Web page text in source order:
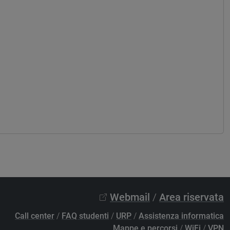
Webmail / Area riservata
Call center / FAQ studenti / URP / Assistenza informatica